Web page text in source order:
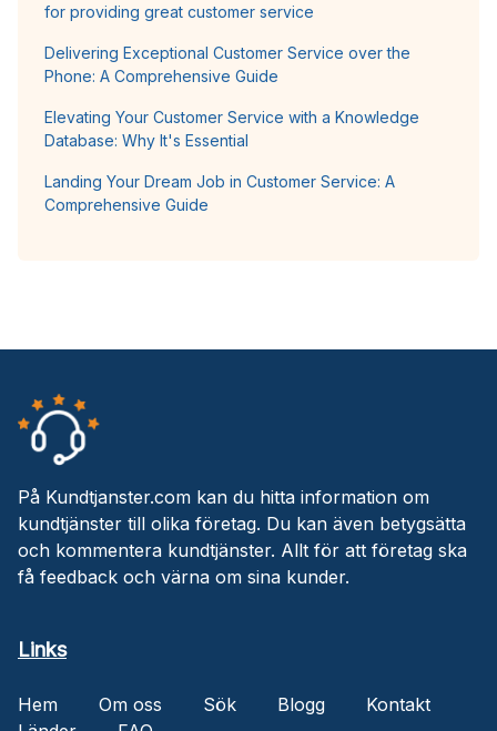
for providing great customer service
Delivering Exceptional Customer Service over the
Phone: A Comprehensive Guide
Elevating Your Customer Service with a Knowledge
Database: Why It's Essential
Landing Your Dream Job in Customer Service: A
Comprehensive Guide
På Kundtjanster.com kan du hitta information om
kundtjänster till olika företag. Du kan även betygsätta
och kommentera kundtjänster. Allt för att företag ska
få feedback och värna om sina kunder.
Links
Hem Om oss Sök Blogg
Kontakt